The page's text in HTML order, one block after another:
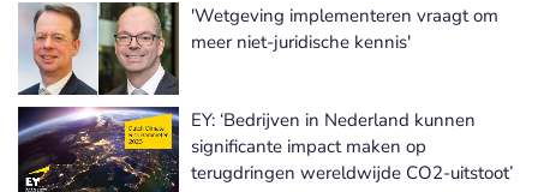
'Wetgeving implementeren vraagt om
meer niet-juridische kennis'
EY: ‘Bedrijven in Nederland kunnen
significante impact maken op
terugdringen wereldwijde CO2-uitstoot’